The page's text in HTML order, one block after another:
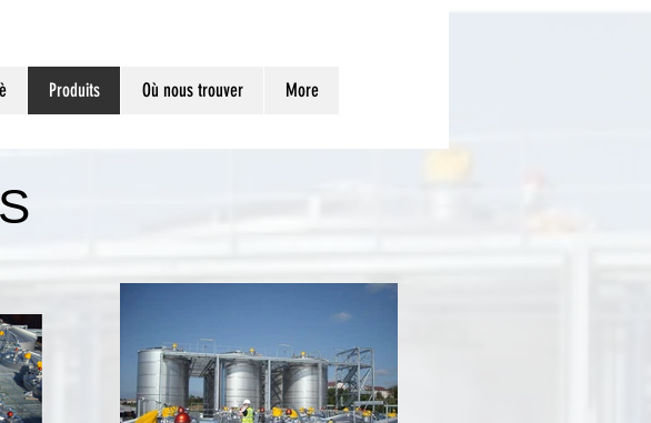
Produits Où nous trouver More